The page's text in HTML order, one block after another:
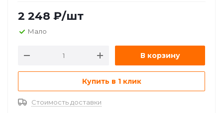
2 248 ₽/шт
Мало
В корзину
Купить в 1 клик
Стоимость доставки